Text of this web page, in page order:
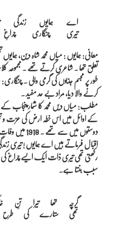
اے ہمایوں زندگی
تیری چنگاری چراغِ انجمن افروز تھی
معانی: ہمایوں : میاں محمد شاہ دین،
تعلق تھا ۔ شاعری کرتے تھے ۔ مجموعہ
طور پر مجسم جذبوں کی گرمی والی ۔
کرنے والا دیا، مراد بے حد مفید ۔
مطلب: میاں دیں محمد کا شمار پنجاب
کے اوائل میں اس خطہ ارض کی عزت و
دوستوں میں
اقبال فرماتے ہیں اے ہمایوں ! تیری
رکھتی تھی تیری ذات ایک ایسے چراغ
سبب بنتا ہے۔
گرچہ تھا تیرا تنِ